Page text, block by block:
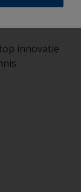
innovatie